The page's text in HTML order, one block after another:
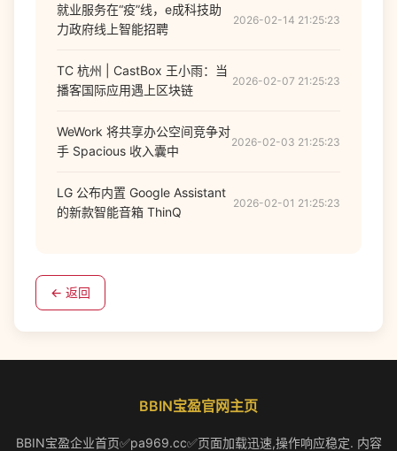
就业服务在“疫”线，e成科技助
力政府线上智能招聘
2026-02-14 21:25:23
TC 杭州 | CastBox 王小雨：当
播客国际应用遇上区块链
2026-02-07 21:25:23
WeWork 将共享办公空间竞争对
手 Spacious 收入囊中
2026-02-03 21:25:23
LG 公布内置 Google Assistant
的新款智能音箱 ThinQ
2026-02-01 21:25:23
← 返回
BBIN宝盈官网主页
BBIN宝盈企业首页✅pa969.cc✅页面加载迅速,操作响应稳定. 内容